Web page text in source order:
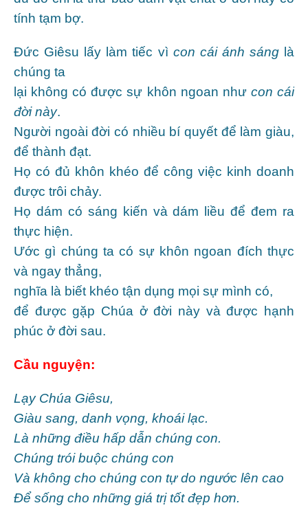
tính tạm bợ.
Đức Giêsu lấy làm tiếc vì con cái ánh sánglà
chúng ta
lại không có được sự khôn ngoan như con cái
đời này.
Người ngoài đời có nhiều bí quyết để làm giàu,
để thành đạt.
Họ có đủ khôn khéo để công việc kinh doanh
được trôi chảy.
Họ dám có sáng kiến và dám liều để đem ra
thực hiện.
Ước gì chúng ta có sự khôn ngoan đích thực
và ngay thẳng,
nghĩa là biết khéo tận dụng mọi sự mình có,
để được gặp Chúa ở đời này và được hạnh
phúc ở đời sau.
Cầu nguyện:
Lạy Chúa Giêsu,
Giàu sang, danh vọng, khoái lạc.
Là những điều hấp dẫn chúng con.
Chúng trói buộc chúng con
Và không cho chúng con tự do ngước lên cao
Để sống cho những giá trị tốt đẹp hơn.